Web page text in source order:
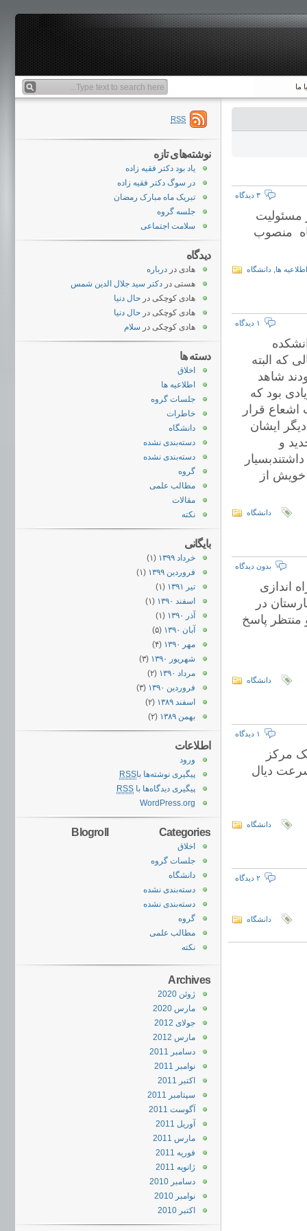
ما
۳ دیدگاه
مسئولیت
منصوب
اطلاعیه ها دانشگاه
۱ دیدگاه
دواتی واگذار نموده اند.در طول مدت ۶-۷ سالی که البته
شاهد
بود که
قرار
ایشان
و
از
دانشگاه
بدون دیدگاه
اندازی
در
و منتظر پاسخ
دانشگاه
۱ دیدگاه
مرکز
دیال
دانشگاه
۲ دیدگاه
دانشگاه
RSS
نوشته‌های تازه
یاد بود دکتر فقیه زاده
در سوگ دکتر فقیه زاده
تبریک ماه مبارک رمضان
جلسه گروه
سلامت اجتماعی
دیدگاه
هادی در درباره
هستی در دکتر سید جلال الدین شمس
هادی کوچکی در حال دنیا
هادی کوچکی در حال دنیا
هادی کوچکی در سلام
دسته ها
اخلاق
اطلاعیه ها
جلسات گروه
خاطرات
دانشگاه
دسته‌بندی نشده
دسته‌بندی نشده
گروه
مطالب علمی
مقالات
نکته
بایگانی
خرداد ۱۳۹۹
(۱)
فروردین ۱۳۹۹
(۱)
تیر ۱۳۹۱
(۱)
اسفند ۱۳۹۰
(۱)
آذر ۱۳۹۰
(۱)
آبان ۱۳۹۰
(۵)
مهر ۱۳۹۰
(۴)
شهریور ۱۳۹۰
(۳)
مرداد ۱۳۹۰
(۲)
فروردین ۱۳۹۰
(۳)
اسفند ۱۳۸۹
(۲)
بهمن ۱۳۸۹
(۲)
اطلاعات
ورود
پیگیری نوشته‌ها باRSS
پیگیری دیدگاه‌ها با RSS
WordPress.org
Categories
اخلاق
جلسات گروه
دانشگاه
دسته‌بندی نشده
دسته‌بندی نشده
گروه
مطالب علمی
نکته
Blogroll
Archives
ژوئن 2020
مارس 2020
جولای 2012
مارس 2012
دسامبر 2011
نوامبر 2011
اکتبر 2011
سپتامبر 2011
آگوست 2011
آوریل 2011
مارس 2011
فوریه 2011
ژانویه 2011
دسامبر 2010
نوامبر 2010
اکتبر 2010